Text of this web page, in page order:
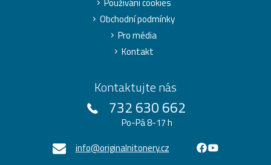
Používání cookies
Obchodní podmínky
Pro média
Kontakt
Kontaktujte nás
732 630 662
Po-Pá 8-17 h
info@originalnitonery.cz